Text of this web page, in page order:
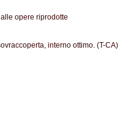
opere riprodotte
interno ottimo. (T-CA)